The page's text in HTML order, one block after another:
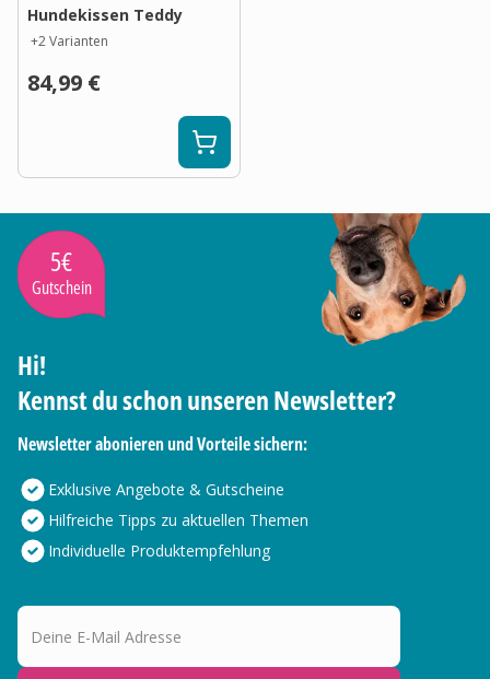
Hundekissen Teddy
+2Varianten
84,99 €
5€
Gutschein
Hi!
Kennst du schon unseren Newsletter?
Newsletter abonieren und Vorteile sichern:
Exklusive Angebote & Gutscheine
Hilfreiche Tipps zu aktuellen Themen
Individuelle Produktempfehlung
Deine E-Mail Adresse